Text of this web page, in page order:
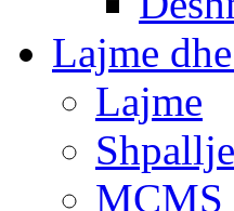
Lajme
Lajme
Shpallje
MCMS